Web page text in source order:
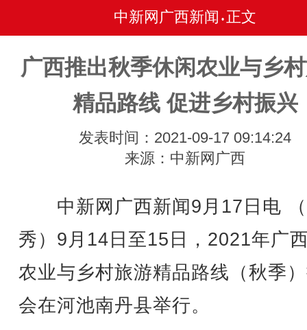
中新网广西新闻 • 正文
广西推出秋季休闲农业与乡
精品路线 促进乡村振兴
发表时间：2021-09-17 09:14:24
来源：中新网广西
中新网广西新闻9月17日电
秀）9月14日至15日，2021年广
农业与乡村旅游精品路线（秋季
会在河池南丹县举行。